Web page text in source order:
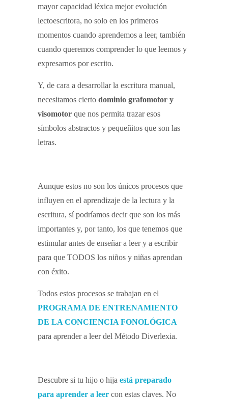
mayor capacidad léxica mejor evolución
lectoescritora, no solo en los primeros
momentos cuando aprendemos a leer, también
cuando queremos comprender lo que leemos y
expresarnos por escrito.
Y, de cara a desarrollar la escritura manual,
necesitamos cierto dominio grafomotor y
visomotor que nos permita trazar esos
símbolos abstractos y pequeñitos que son las
letras.
Aunque estos no son los únicos procesos que
influyen en el aprendizaje de la lectura y la
escritura, sí podríamos decir que son los más
importantes y, por tanto, los que tenemos que
estimular antes de enseñar a leer y a escribir
para que TODOS los niños y niñas aprendan
con éxito.
Todos estos procesos se trabajan en el
PROGRAMA DE ENTRENAMIENTO
DE LA CONCIENCIA FONOLÓGICA
para aprender a leer del Método Diverlexia.
Descubre si tu hijo o hija está preparado
para aprender a leer con estas claves. No